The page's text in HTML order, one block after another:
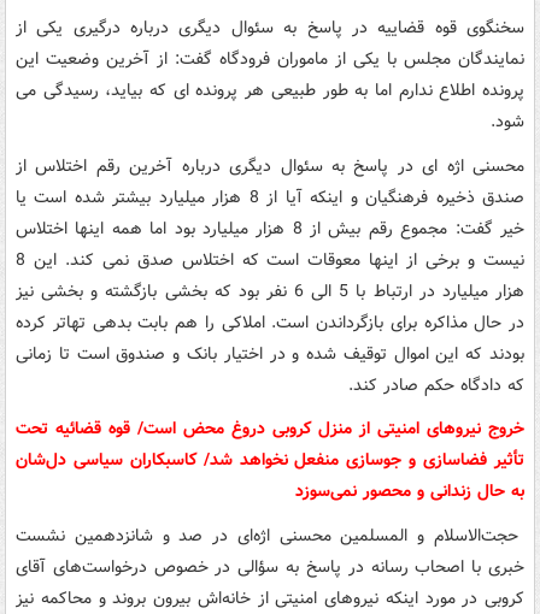
سخنگوی قوه قضاییه در پاسخ به سئوال دیگری درباره درگیری یکی از
نمایندگان مجلس با یکی از ماموران فرودگاه گفت: از آخرین وضعیت این
پرونده اطلاع ندارم اما به طور طبیعی هر پرونده ای که بیاید، رسیدگی می
شود.
محسنی اژه ای در پاسخ به سئوال دیگری درباره آخرین رقم اختلاس از
صندق ذخیره فرهنگیان و اینکه آیا از 8 هزار میلیارد بیشتر شده است یا
خیر گفت: مجموع رقم بیش از 8 هزار میلیارد بود اما همه اینها اختلاس
نیست و برخی از اینها معوقات است که اختلاس صدق نمی کند. این 8
هزار میلیارد در ارتباط با 5 الی 6 نفر بود که بخشی بازگشته و بخشی نیز
در حال مذاکره برای بازگرداندن است. املاکی را هم بابت بدهی تهاتر کرده
بودند که این اموال توقیف شده و در اختیار بانک و صندوق است تا زمانی
که دادگاه حکم صادر کند.
خروج نیروهای امنیتی از منزل کروبی دروغ محض است/ قوه قضائیه تحت
تأثیر فضاسازی و جوسازی منفعل نخواهد شد/ کاسبکاران سیاسی دل‌شان
به حال زندانی و محصور نمی‌سوزد
حجت‌الاسلام و المسلمین محسنی اژه‌ای در صد و شانزدهمین نشست
خبری با اصحاب رسانه در پاسخ به سؤالی در خصوص درخواست‌های آقای
کروبی در مورد اینکه نیروهای امنیتی از خانه‌اش بیرون بروند و محاکمه نیز